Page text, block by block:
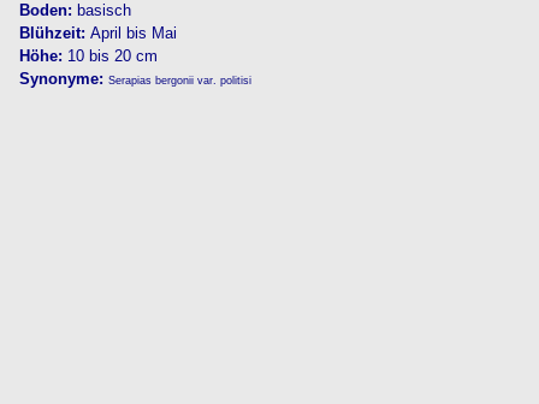
Boden: basisch
Blühzeit: April bis Mai
Höhe: 10 bis 20 cm
Synonyme: Serapias bergonii var. politisi